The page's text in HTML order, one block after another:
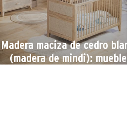
Madera maciza de cedro blanco
(madera de mindi): muebles